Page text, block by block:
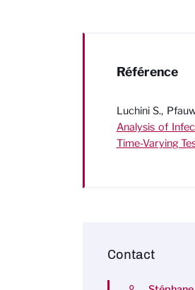
Référence
Luchini S.,
Analysis of
Time-Varying
Contact